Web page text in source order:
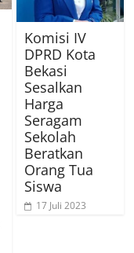
Komisi IV
DPRD Kota
Bekasi
Sesalkan
Harga
Seragam
Sekolah
Beratkan
Orang Tua
Siswa
17 Juli 2023